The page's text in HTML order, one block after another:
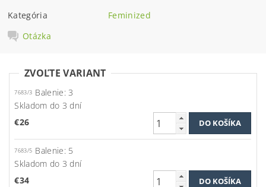
Kategória
Feminized
Otázka
ZVOĽTE VARIANT
7683/3 Balenie: 3
Skladom do 3 dní
€26
7683/5 Balenie: 5
Skladom do 3 dní
€34